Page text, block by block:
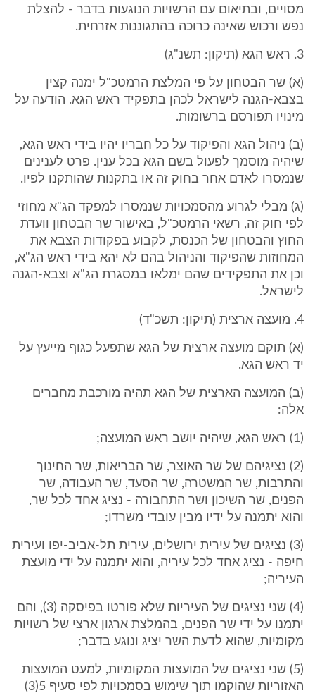
מסויים, ובתיאום עם הרשויות הנוגעות בדבר - להצלת
נפש ורכוש שאינה כרוכה בהתגוננות אזרחית.
3. ראש הגא (תיקון: תשנ"ג)
(א) שר הבטחון על פי המלצת הרמטכ"ל ימנה קצין
בצבא-הגנה לישראל לכהן בתפקיד ראש הגא. הודעה על
מינויו תפורסם ברשומות.
(ב) ניהול הגא והפיקוד על כל חבריו יהיו בידי ראש הגא,
שיהיה מוסמך לפעול בשם הגא בכל ענין. פרט לענינים
שנמסרו לאדם אחר בחוק זה או בתקנות שהותקנו לפיו.
(ג) מבלי לגרוע מהסמכויות שנמסרו למפקד הג"א מחוזי
לפי חוק זה, רשאי הרמטכ"ל, באישור שר הבטחון וועדת
החוץ והבטחון של הכנסת, לקבוע בפקודות הצבא את
המחוזות שהפיקוד והניהול בהם לא יהא בידי ראש הג"א,
וכן את התפקידים שהם ימלאו במסגרת הג"א וצבא-הגנה
לישראל.
4. מועצה ארצית (תיקון: תשכ"ד)
(א) תוקם מועצה ארצית של הגא שתפעל כגוף מייעץ על
יד ראש הגא.
(ב) המועצה הארצית של הגא תהיה מורכבת מחברים
אלה:
(1) ראש הגא, שיהיה יושב ראש המועצה;
(2) נציגיהם של שר האוצר, שר הבריאות, שר החינוך
והתרבות, שר המשטרה, שר הסעד, שר העבודה, שר
הפנים, שר השיכון ושר התחבורה - נציג אחד לכל שר,
והוא יתמנה על ידיו מבין עובדי משרדו;
(3) נציגים של עירית ירושלים, עירית תל-אביב-יפו ועירית
חיפה - נציג אחד לכל עיריה, והוא יתמנה על ידי מועצת
העיריה;
(4) שני נציגים של העיריות שלא פורטו בפיסקה (3), והם
יתמנו על ידי שר הפנים, בהמלצת ארגון ארצי של רשויות
מקומיות, שהוא לדעת השר יציג ונוגע בדבר;
(5) שני נציגים של המועצות המקומיות, למעט המועצות
האזוריות שהוקמו תוך שימוש בסמכויות לפי סעיף 5(3)